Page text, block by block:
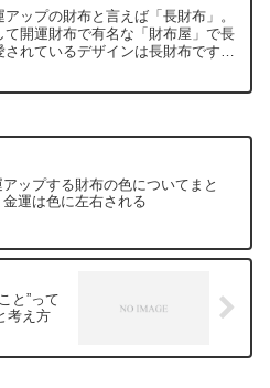
アップの財布と言えば「長財布」。
て開運財布で有名な「財布屋」で長
されているデザインは長財布です
り入れ、カラーやいわれを重視する
アップする財布の色についてまと
金運は色に左右される
と”って
考え方